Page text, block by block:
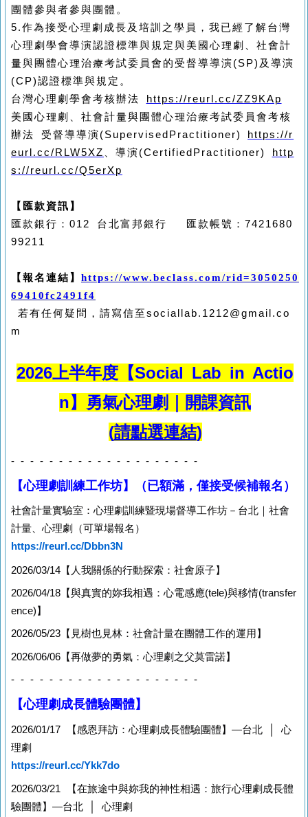
團體參與者參與團體。
5.作為接受心理劇成長及培訓之學員，我已經了解台灣
心理劇學會導演認證標準與規定與美國心理劇、社會計
量與團體心理治療考試委員會的受督導導演(SP) 及導演
(CP)認證標準與規定。
台灣心理劇學會考核辦法
https://reurl.cc/ZZ9KAp
美國心理劇、社會計量與團體心理治療考試委員會考核
辦法
受督導導演(SupervisedPractitioner)
https://r
eurl.cc/RLW5XZ 、導演(CertifiedPractitioner)
http
s://reurl.cc/Q5erXp
【匯款資訊】
匯款銀行： 012 台北富邦銀行 匯款帳號：7421680
99211
【報名連結】 https://www.beclass.com/rid=3050250
69410fc2491f4
若有任何疑問，請寫信至sociallab.1212@gmail.co
m
2026上半年度【Social Lab in Actio
n】勇氣心理劇｜開課資訊
(請點選連結)
- - - - - - - - - - - - - - - - - - - -
【心理劇訓練工作坊】（已額滿，僅接受候補報名）
社會計量實驗室：心理劇訓練暨現場督導工作坊－台北｜社會
計量、心理劇（可單場報名）
https://reurl.cc/Dbbn3N
2026/03/14【人我關係的行動探索：社會原子】
2026/04/18【與真實的妳我相遇：心電感應(tele)與移情(transfer
ence)】
2026/05/23【見樹也見林：社會計量在團體工作的運用】
2026/06/06【再做夢的勇氣：心理劇之父莫雷諾】
- - - - - - - - - - - - - - - - - - - -
【心理劇成長體驗團體】
2026/01/17 【感恩拜訪：心理劇成長體驗團體】—台北 │ 心
理劇
https://reurl.cc/Ykk7do
2026/03/21 【在旅途中與妳我的神性相遇：旅行心理劇成長體
驗團體】—台北 │ 心理劇